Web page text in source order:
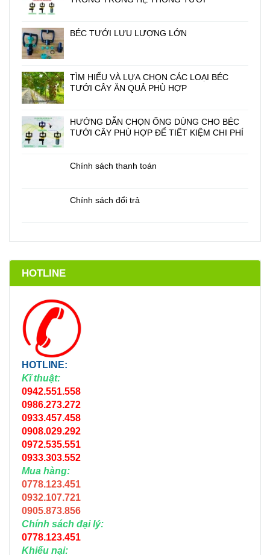
BÉC TƯỚI LƯU LƯỢNG LỚN
TÌM HIỂU VÀ LỰA CHỌN CÁC LOẠI BÉC
TƯỚI CÂY ĂN QUẢ PHÙ HỢP
HƯỚNG DẪN CHỌN ỐNG DÙNG CHO BÉC
TƯỚI CÂY PHÙ HỢP ĐỂ TIẾT KIỆM CHI PHÍ
Chính sách thanh toán
Chính sách đổi trả
HOTLINE
HOTLINE:
Kĩ thuật:
0942.551.558
0986.273.272
0933.457.458
0908.029.292
0972.535.551
0933.303.552
Mua hàng:
0778.123.451
0932.107.721
0905.873.856
Chính sách đại lý:
0778.123.451
Khiếu nại: